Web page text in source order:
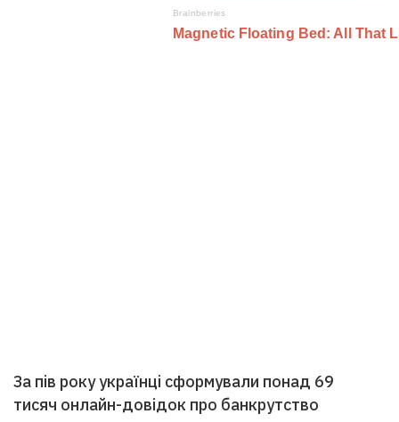
За пів року українці сформували понад 69
тисяч онлайн-довідок про банкрутство